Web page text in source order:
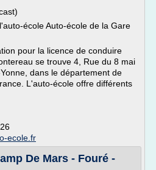
école Auto-école de la Gare
pour la licence de conduire
se trouve 4, Rue du 8 mai
dans le département de
L'auto-école offre différents
ecole.fr
De Mars - Fouré -